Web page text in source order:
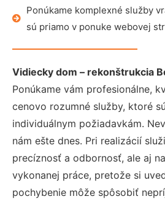
Ponúkame komplexné služby
sú priamo v ponuke webovej
Vidiecky dom – rekonštrukcia
Ponúkame vám profesionálne,
cenovo rozumné služby, ktoré
individuálnym požiadavkám.
nám ešte dnes. Pri realizácií
precíznosť a odbornosť, ale aj
vykonanej práce, pretože si
pochybenie môže spôsobiť